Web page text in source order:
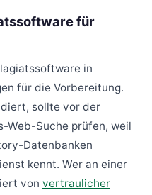
für
in
für die Vorbereitung.
sollte vor der
Web-Suche prüfen, weil
Datenbanken
kennt. Wer an einer
von vertraulicher